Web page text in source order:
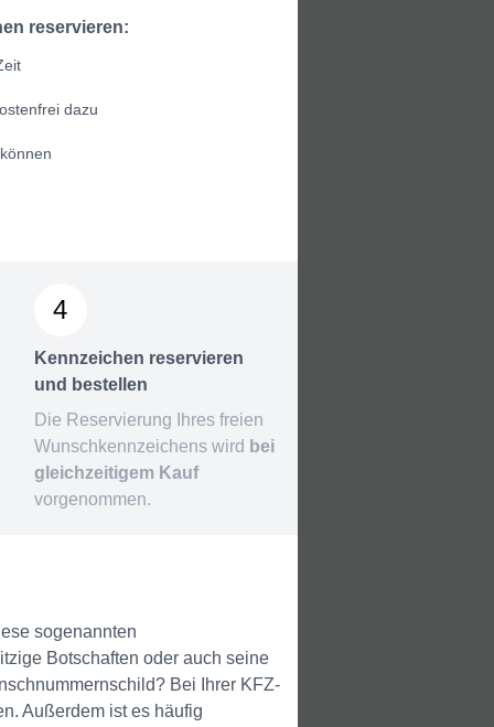
reservieren:
dazu
4
Kennzeichen reservieren
und bestellen
Die Reservierung Ihres freien
Wunschkennzeichens wird bei
gleichzeitigem Kauf
vorgenommen.
sogenannten
Botschaften oder auch seine
Bei Ihrer KFZ-
Außerdem ist es häufig